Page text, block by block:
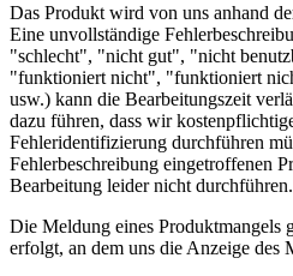
Das Produkt wird von uns anhand
Eine unvollständige
"schlecht", "nicht gut", "nicht
"funktioniert nicht", "funktioniert
usw.) kann die Bearbeitungszeit
dazu führen, dass wir
Fehleridentifizierung durchführen
Fehlerbeschreibung eingetroffenen
Bearbeitung leider nicht durchführen.
Die Meldung eines Produktmangels
erfolgt, an dem uns die Anzeige des